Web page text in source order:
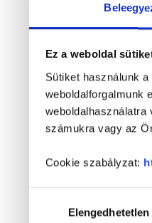
Ez a weboldal
Sütiket használunk
weboldalforgalmunk
weboldalhasználatra
számukra vagy az
Cookie szabályzat:
kiválasztásaElengedhetetlen